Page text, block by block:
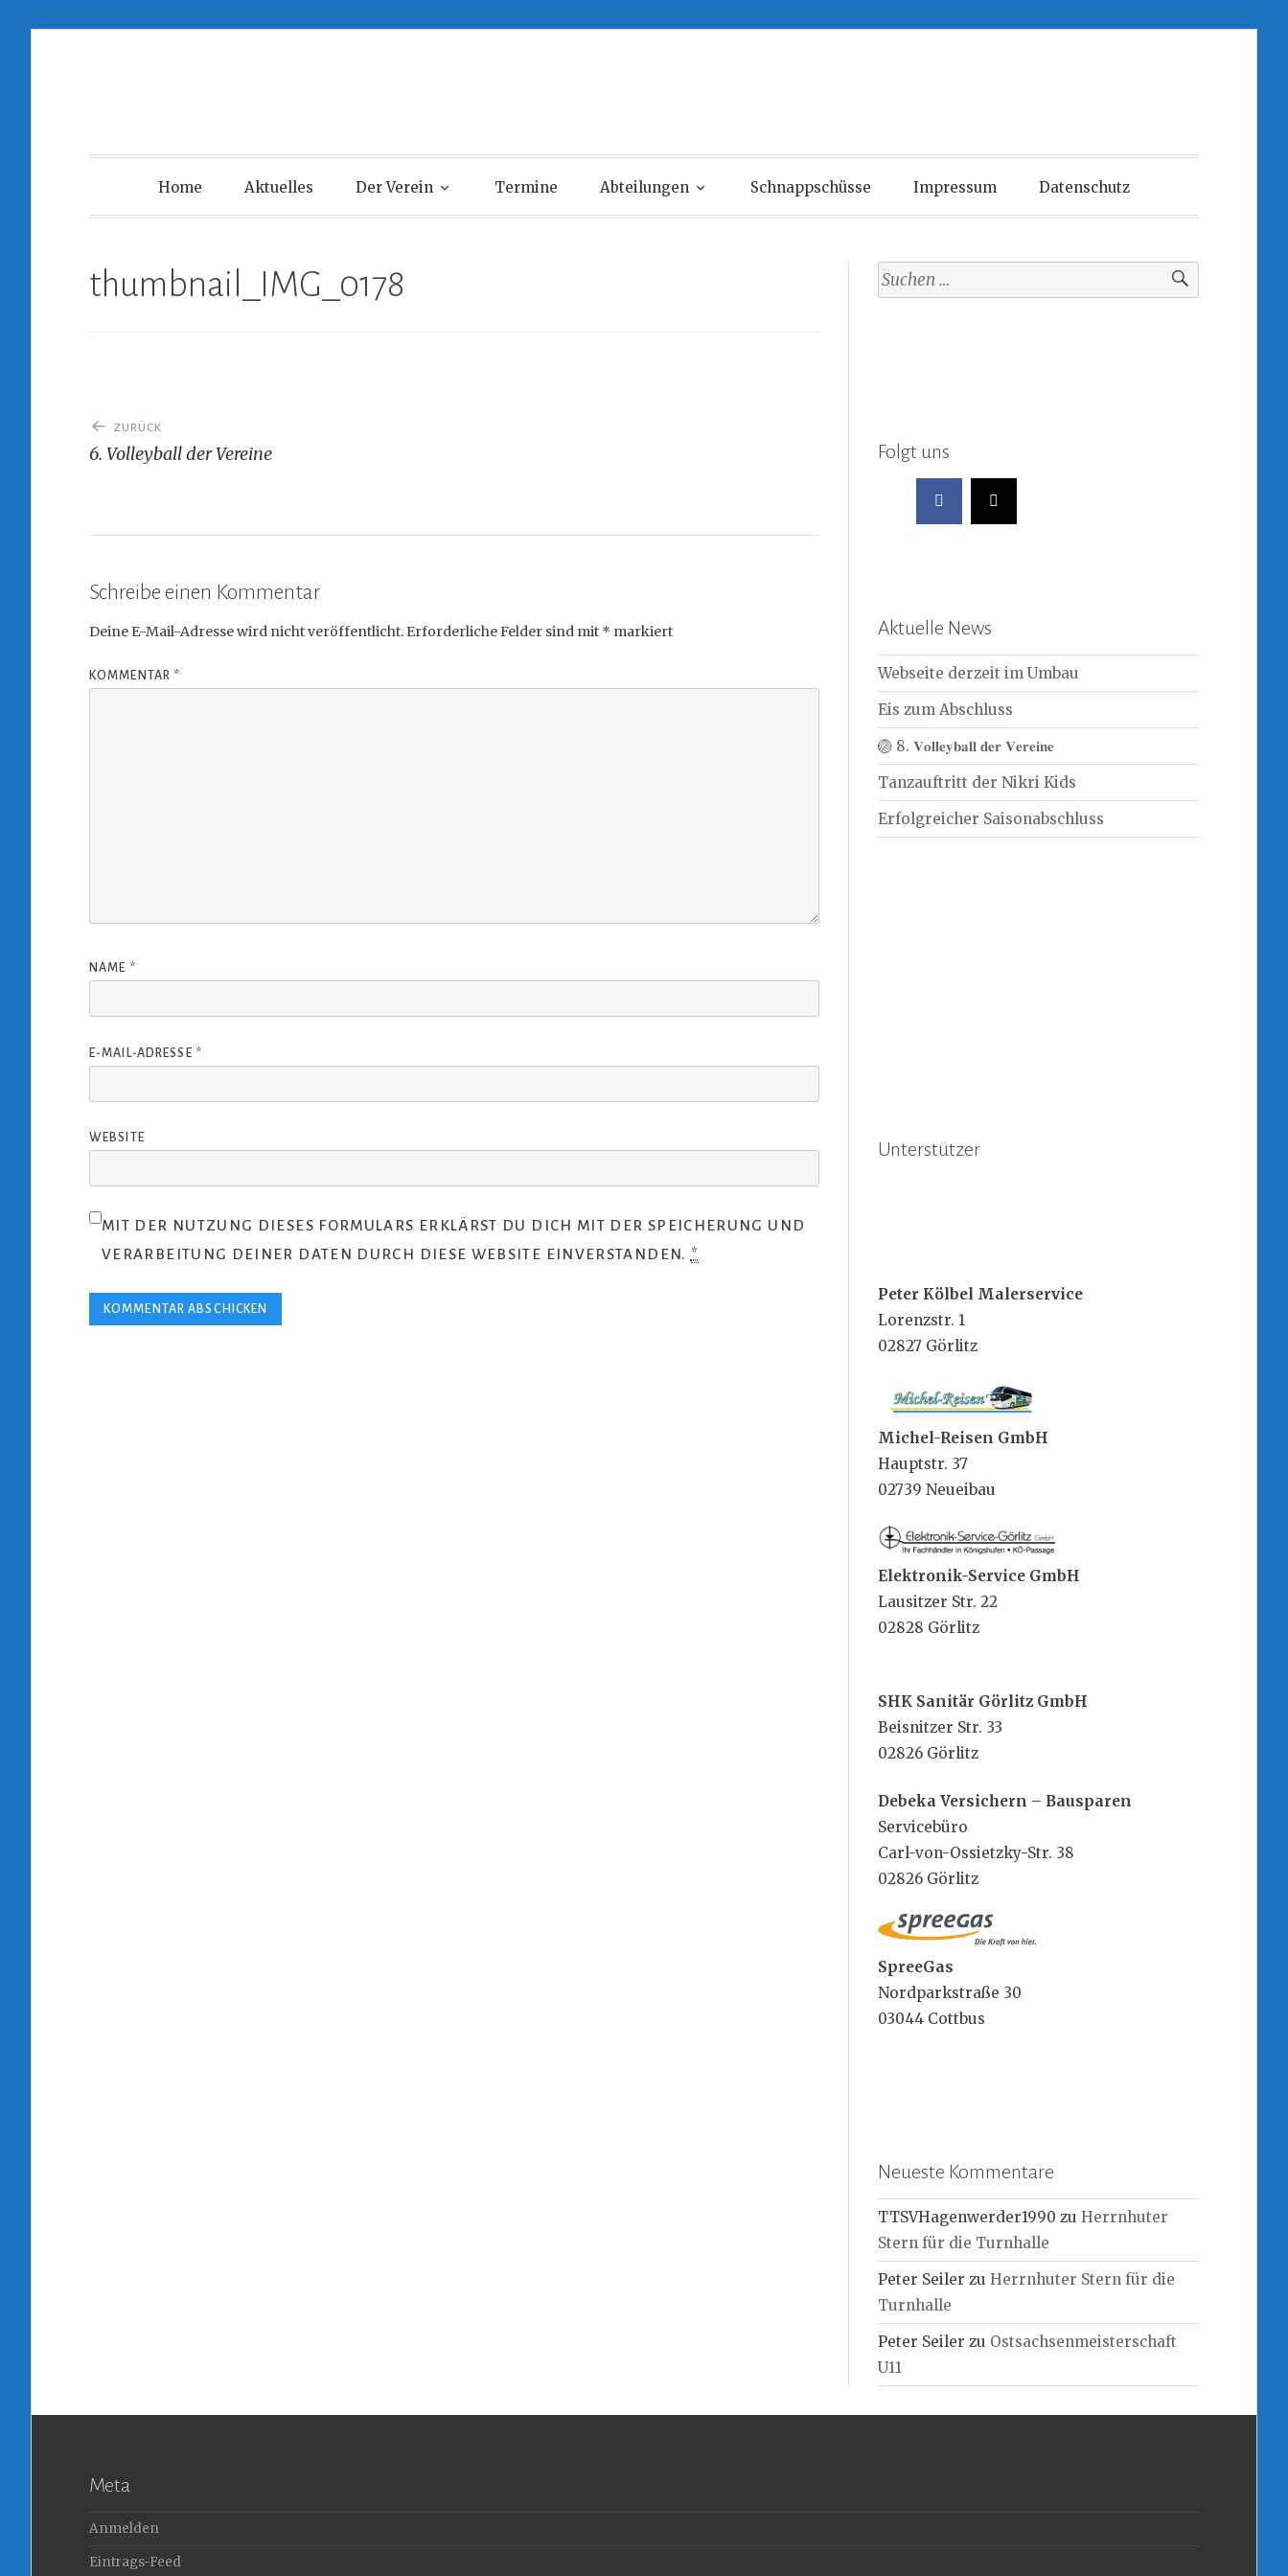
springen
Home Aktuelles Der Verein Termine Abteilungen Schnappschüsse Impressum Datenschutz
thumbnail_IMG_0178
Beitragsnavigation
ZURÜCK
6. Volleyball der Vereine
Schreibe einen Kommentar
Deine E-Mail-Adresse wird nicht veröffentlicht. Erforderliche Felder sind mit * markiert
KOMMENTAR *
NAME *
E-MAIL-ADRESSE *
WEBSITE
MIT DER NUTZUNG DIESES FORMULARS ERKLÄRST DU DICH MIT DER SPEICHERUNG UND
VERARBEITUNG DEINER DATEN DURCH DIESE WEBSITE EINVERSTANDEN. *
Suchen
nach:
Folgt uns
Aktuelle News
Webseite derzeit im Umbau
Eis zum Abschluss
🏐 8. 𝐕𝐨𝐥𝐥𝐞𝐲𝐛𝐚𝐥𝐥 𝐝𝐞𝐫 𝐕𝐞𝐫𝐞𝐢𝐧𝐞
Tanzauftritt der Nikri Kids
Erfolgreicher Saisonabschluss
Unterstützer
Peter Kölbel Malerservice
Lorenzstr. 1
02827 Görlitz
Michel-Reisen GmbH
Hauptstr. 37
02739 Neueibau
Elektronik-Service GmbH
Lausitzer Str. 22
02828 Görlitz
SHK Sanitär Görlitz GmbH
Beisnitzer Str. 33
02826 Görlitz
Debeka Versichern – Bausparen
Servicebüro
Carl-von-Ossietzky-Str. 38
02826 Görlitz
SpreeGas
Nordparkstraße 30
03044 Cottbus
Neueste Kommentare
TTSVHagenwerder1990 zuHerrnhuter
Stern für die Turnhalle
Peter Seiler zuHerrnhuter Stern für die
Turnhalle
Peter Seiler zu Ostsachsenmeisterschaft
U11
Meta
Anmelden
Eintrags-Feed